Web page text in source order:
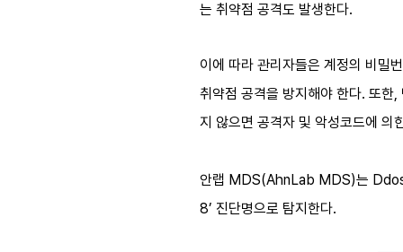
는 취약점 공격도 발생한다.
이에 따라 관리자들은 계정의 비밀
취약점 공격을 방지해야 한다. 또한,
지 않으면 공격자 및 악성코드에 의
안랩 MDS(AhnLab MDS)는
8’ 진단명으로 탐지한다.